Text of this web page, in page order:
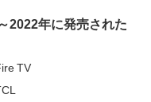
2022年に発売された
TV